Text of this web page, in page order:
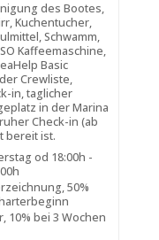
des Bootes,
Kuchentucher,
Schwamm,
Kaffeemaschine,
Basic
Crewliste,
in, taglicher
in der Marina
Check-in (ab
bereit ist.
od 18:00h -
50%
10% bei 3 Wochen